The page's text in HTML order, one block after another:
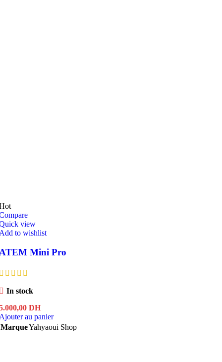
view
to wishlist
Mini Pro
In stock
DH
au panier
MarqueYahyaoui Shop